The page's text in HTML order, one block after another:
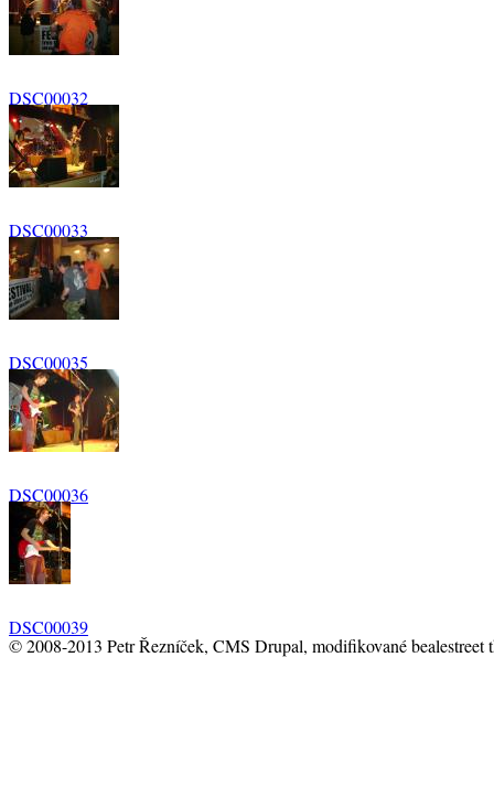
DSC00032
DSC00033
DSC00035
DSC00036
DSC00039
© 2008-2013 Petr Řezníček, CMS Drupal, modifikované bealestreet